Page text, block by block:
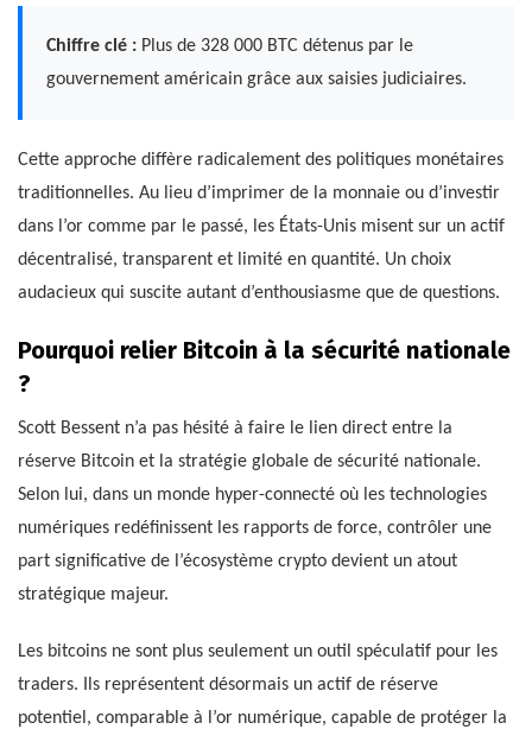
Chiffre clé : Plus de 328 000 BTC détenus par le
gouvernement américain grâce aux saisies judiciaires.
Cette approche diffère radicalement des politiques monétaires
traditionnelles. Au lieu d’imprimer de la monnaie ou d’investir
dans l’or comme par le passé, les États-Unis misent sur un actif
décentralisé, transparent et limité en quantité. Un choix
audacieux qui suscite autant d’enthousiasme que de questions.
Pourquoi relier Bitcoin à la sécurité nationale
?
Scott Bessent n’a pas hésité à faire le lien direct entre la
réserve Bitcoin et la stratégie globale de sécurité nationale.
Selon lui, dans un monde hyper-connecté où les technologies
numériques redéfinissent les rapports de force, contrôler une
part significative de l’écosystème crypto devient un atout
stratégique majeur.
Les bitcoins ne sont plus seulement un outil spéculatif pour les
traders. Ils représentent désormais un actif de réserve
potentiel, comparable à l’or numérique, capable de protéger la